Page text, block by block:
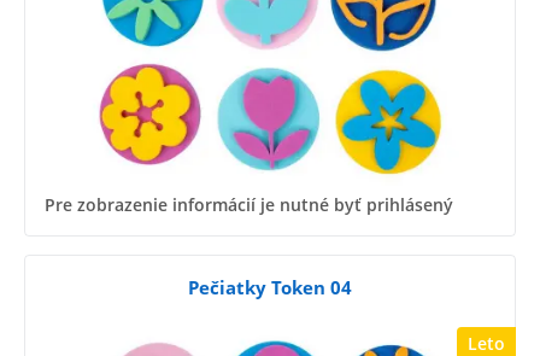
Pre zobrazenie informácií je nutné byť prihlásený
Leto
Pečiatky Token 04